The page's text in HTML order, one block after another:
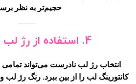
حجیم‌تر به نظر
4. استفاده از رژ لب نامناسب
انتخاب رژ لب نادرست می‌تواند
کانتورینگ لب را از بین ببرد. رنگ رژ